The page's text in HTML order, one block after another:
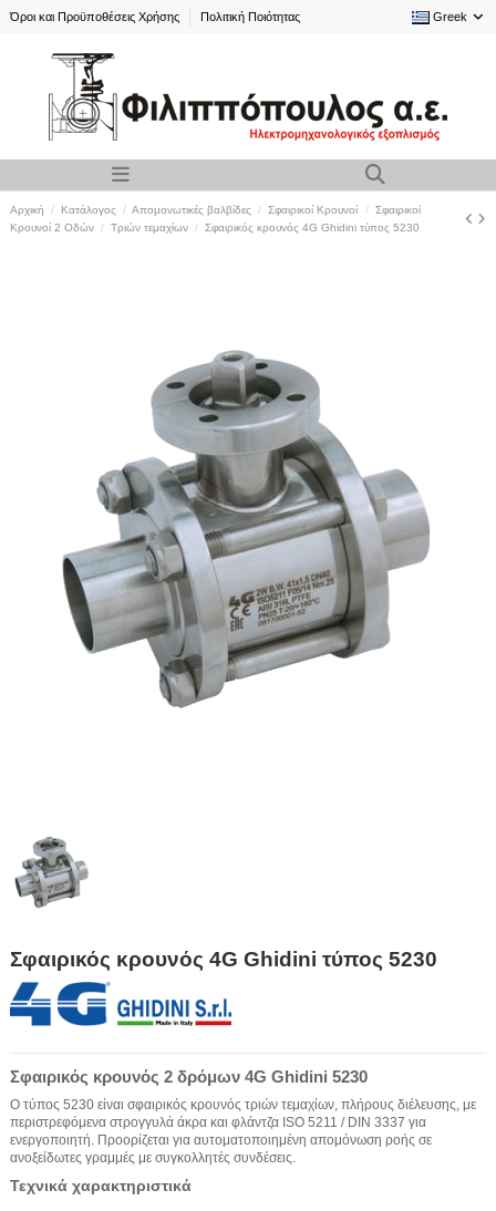
Όροι και Προϋποθέσεις Χρήσης Πολιτική Ποιότητας Greek
Αρχική Κατάλογος Απομονωτικές βαλβίδες Σφαιρικοί Kρουνοί
Σφαιρικοί
Κρουνοί 2 Οδών
Τριών τεμαχίων Σφαιρικός κρουνός 4G Ghidini τύπος 5230
Σφαιρικός κρουνός 4G Ghidini τύπος 5230
Σφαιρικός κρουνός 2 δρόμων 4G Ghidini 5230
Ο τύπος 5230 είναι σφαιρικός κρουνός τριών τεμαχίων, πλήρους διέλευσης, με
περιστρεφόμενα στρογγυλά άκρα και φλάντζα ISO 5211 / DIN 3337 για
ενεργοποιητή. Προορίζεται για αυτοματοποιημένη απομόνωση ροής σε
ανοξείδωτες γραμμές με συγκολλητές συνδέσεις.
Τεχνικά χαρακτηριστικά